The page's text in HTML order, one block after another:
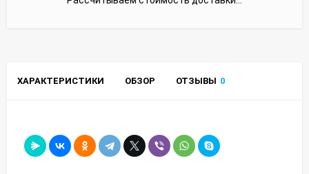
ХАРАКТЕРИСТИКИ ОБЗОР ОТЗЫВЫ 0